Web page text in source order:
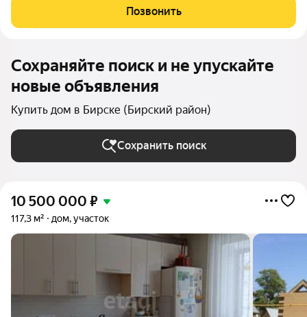
позволяет комфортно разместить жилую зону, гараж и место
для отдыха. Дом двухэтажный, с
Позвонить
Сохраняйте поиск и не упускайте
новые объявления
Купить дом в Бирске (Бирский район)
Сохранить поиск
10 500 000 ₽
117,3 м² дом, участок